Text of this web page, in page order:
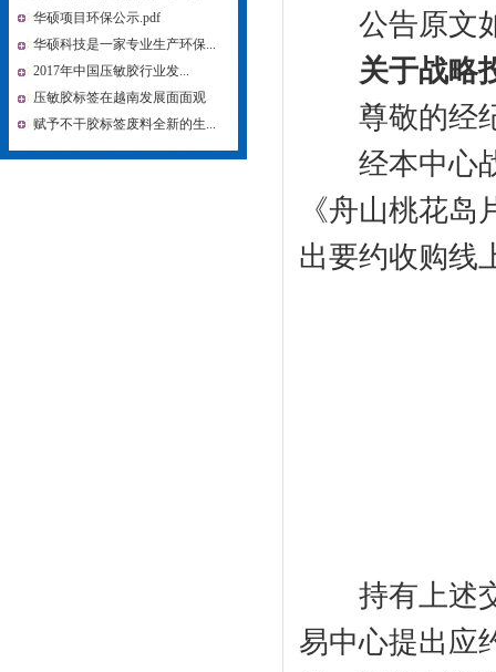
华硕项目环保公示.pdf
华硕科技是一家专业生产环保...
2017年中国压敏胶行业发...
压敏胶标签在越南发展面面观
赋予不干胶标签废料全新的生...
公告原文
关于战略
尊敬的经纪
经本中心战
《舟山桃花
出要约收购线
持有上述交
易中心提出应